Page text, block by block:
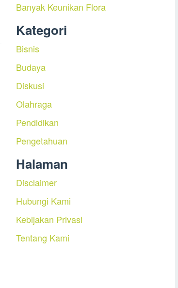
Banyak Keunikan Flora
Kategori
Bisnis
Budaya
Diskusi
Olahraga
Pendidikan
Pengetahuan
Halaman
Disclaimer
Hubungi Kami
Kebijakan Privasi
Tentang Kami